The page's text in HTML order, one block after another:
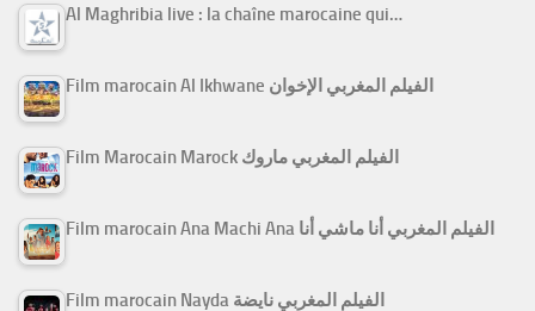
Al Maghribia live : la chaîne marocaine qui…
Film marocain Al Ikhwane الفيلم المغربي الإخوان
Film Marocain Marock الفيلم المغربي ماروك
Film marocain Ana Machi Ana الفيلم المغربي أنا ماشي أنا
Film marocain Nayda الفيلم المغربي نايضة